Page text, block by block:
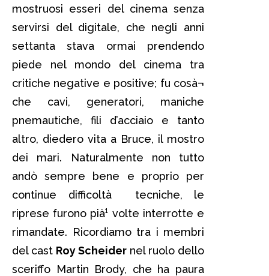
mostruosi esseri del cinema senza
servirsi del digitale, che negli anni
settanta stava ormai prendendo
piede nel mondo del cinema tra
critiche negative e positive; fu cosà¬
che cavi, generatori, maniche
pnemautiche, fili d’acciaio e tanto
altro, diedero vita a Bruce, il mostro
dei mari. Naturalmente non tutto
andò sempre bene e proprio per
continue difficoltà tecniche, le
riprese furono pià¹ volte interrotte e
rimandate. Ricordiamo tra i membri
del cast Roy Scheider nel ruolo dello
sceriffo Martin Brody, che ha paura